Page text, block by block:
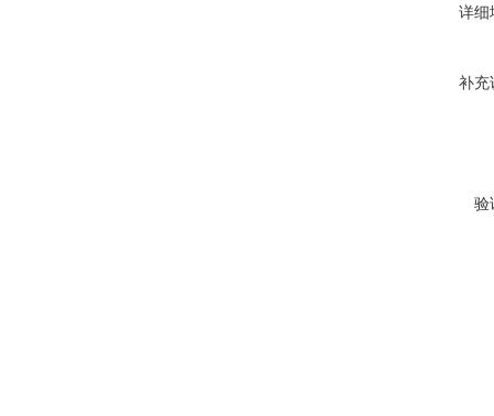
详细
补充
验